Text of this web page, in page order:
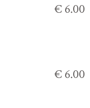
€ 6.00
€ 6.00